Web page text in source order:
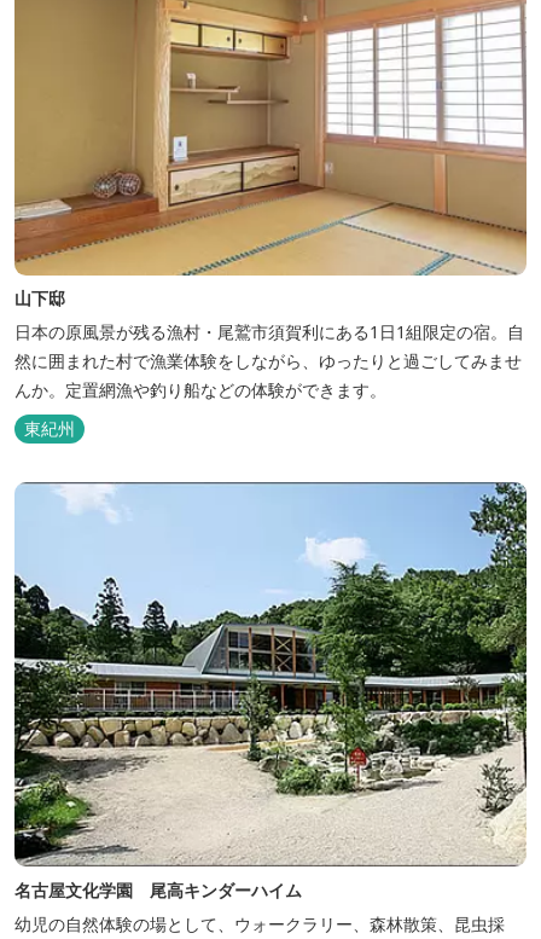
山下邸
日本の原風景が残る漁村・尾鷲市須賀利にある1日1組限定の宿。自
然に囲まれた村で漁業体験をしながら、ゆったりと過ごしてみませ
んか。定置網漁や釣り船などの体験ができます。
東紀州
名古屋文化学園 尾高キンダーハイム
幼児の自然体験の場として、ウォークラリー、森林散策、昆虫採